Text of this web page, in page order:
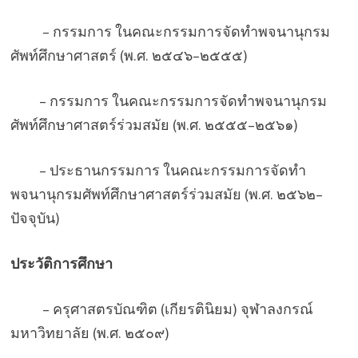
– กรรมการ ในคณะกรรมการจัดทำพจนานุกรม
ศัพท์ศึกษาศาสตร์ (พ.ศ. ๒๕๔๖–๒๕๕๕)
– กรรมการ ในคณะกรรมการจัดทำพจนานุกรม
ศัพท์ศึกษาศาสตร์ร่วมสมัย (พ.ศ. ๒๕๕๕–๒๕๖๑)
– ประธานกรรมการ ในคณะกรรมการจัดทำ
พจนานุกรมศัพท์ศึกษาศาสตร์ร่วมสมัย (พ.ศ. ๒๕๖๒–
ปัจจุบัน)
ประวัติการศึกษา
– ครุศาสตรบัณฑิต (เกียรตินิยม) จุฬาลงกรณ์
มหาวิทยาลัย (พ.ศ. ๒๕๐๙)